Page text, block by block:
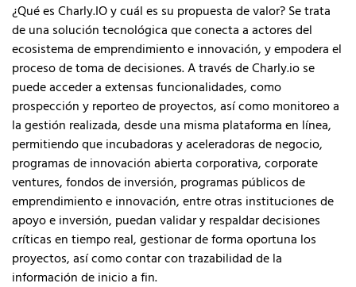
¿Qué es Charly.IO y cuál es su propuesta de valor? Se trata
de una solución tecnológica que conecta a actores del
ecosistema de emprendimiento e innovación, y empodera el
proceso de toma de decisiones. A través de Charly.io se
puede acceder a extensas funcionalidades, como
prospección y reporteo de proyectos, así como monitoreo a
la gestión realizada, desde una misma plataforma en línea,
permitiendo que incubadoras y aceleradoras de negocio,
programas de innovación abierta corporativa, corporate
ventures, fondos de inversión, programas públicos de
emprendimiento e innovación, entre otras instituciones de
apoyo e inversión, puedan validar y respaldar decisiones
críticas en tiempo real, gestionar de forma oportuna los
proyectos, así como contar con trazabilidad de la
información de inicio a fin.